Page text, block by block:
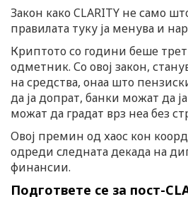
Закон како CLARITY не само
правилата туку ја менува и
Криптото со години беше
одметник. Со овој закон,
на средства, онаа што
да ја допрат, банки можат да
можат да градат врз неа без
Овој премин од хаос кон
одреди следната декада на
финансии.
Подгответе се за пост-